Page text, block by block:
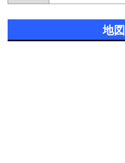
地図